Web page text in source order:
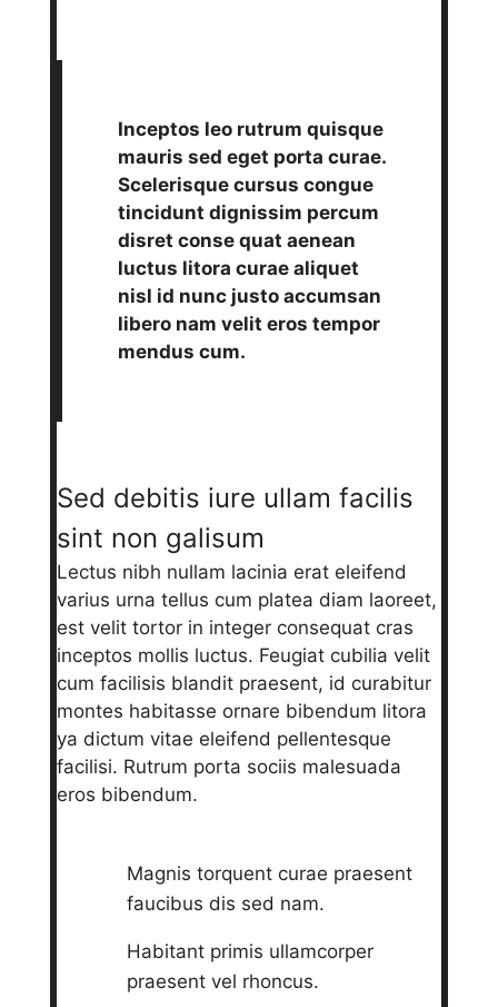
Inceptos leo rutrum quisque
mauris sed eget porta curae.
Scelerisque cursus congue
tincidunt dignissim percum
disret conse quat aenean
luctus litora curae aliquet
nisl id nunc justo accumsan
libero nam velit eros tempor
mendus cum.
Sed debitis iure ullam facilis
sint non galisum
Lectus nibh nullam lacinia erat eleifend
varius urna tellus cum platea diam laoreet,
est velit tortor in integer consequat cras
inceptos mollis luctus. Feugiat cubilia velit
cum facilisis blandit praesent, id curabitur
montes habitasse ornare bibendum litora
ya dictum vitae eleifend pellentesque
facilisi. Rutrum porta sociis malesuada
eros bibendum.
Magnis torquent curae praesent
faucibus dis sed nam.
Habitant primis ullamcorper
praesent vel rhoncus.